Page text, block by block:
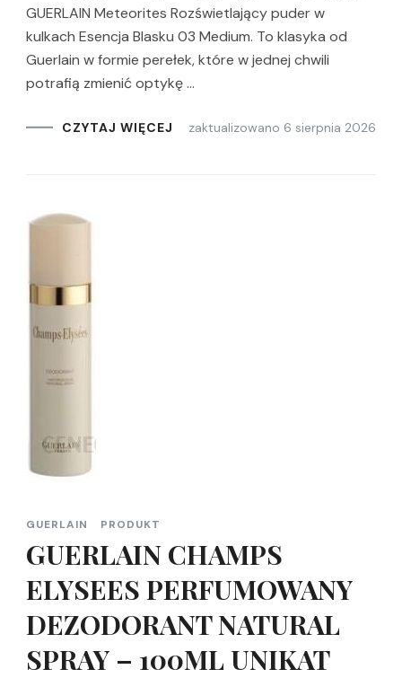
GUERLAIN Meteorites Rozświetlający puder w
kulkach Esencja Blasku 03 Medium. To klasyka od
Guerlain w formie perełek, które w jednej chwili
potrafią zmienić optykę …
CZYTAJ WIĘCEJ zaktualizowano 6 sierpnia 2026
GUERLAIN PRODUKT
GUERLAIN CHAMPS
ELYSEES PERFUMOWANY
DEZODORANT NATURAL
SPRAY – 100ML UNIKAT